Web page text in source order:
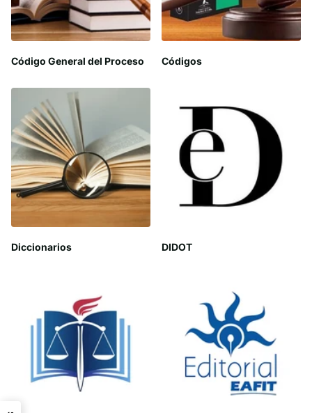
Código General del Proceso Códigos
Diccionarios DIDOT